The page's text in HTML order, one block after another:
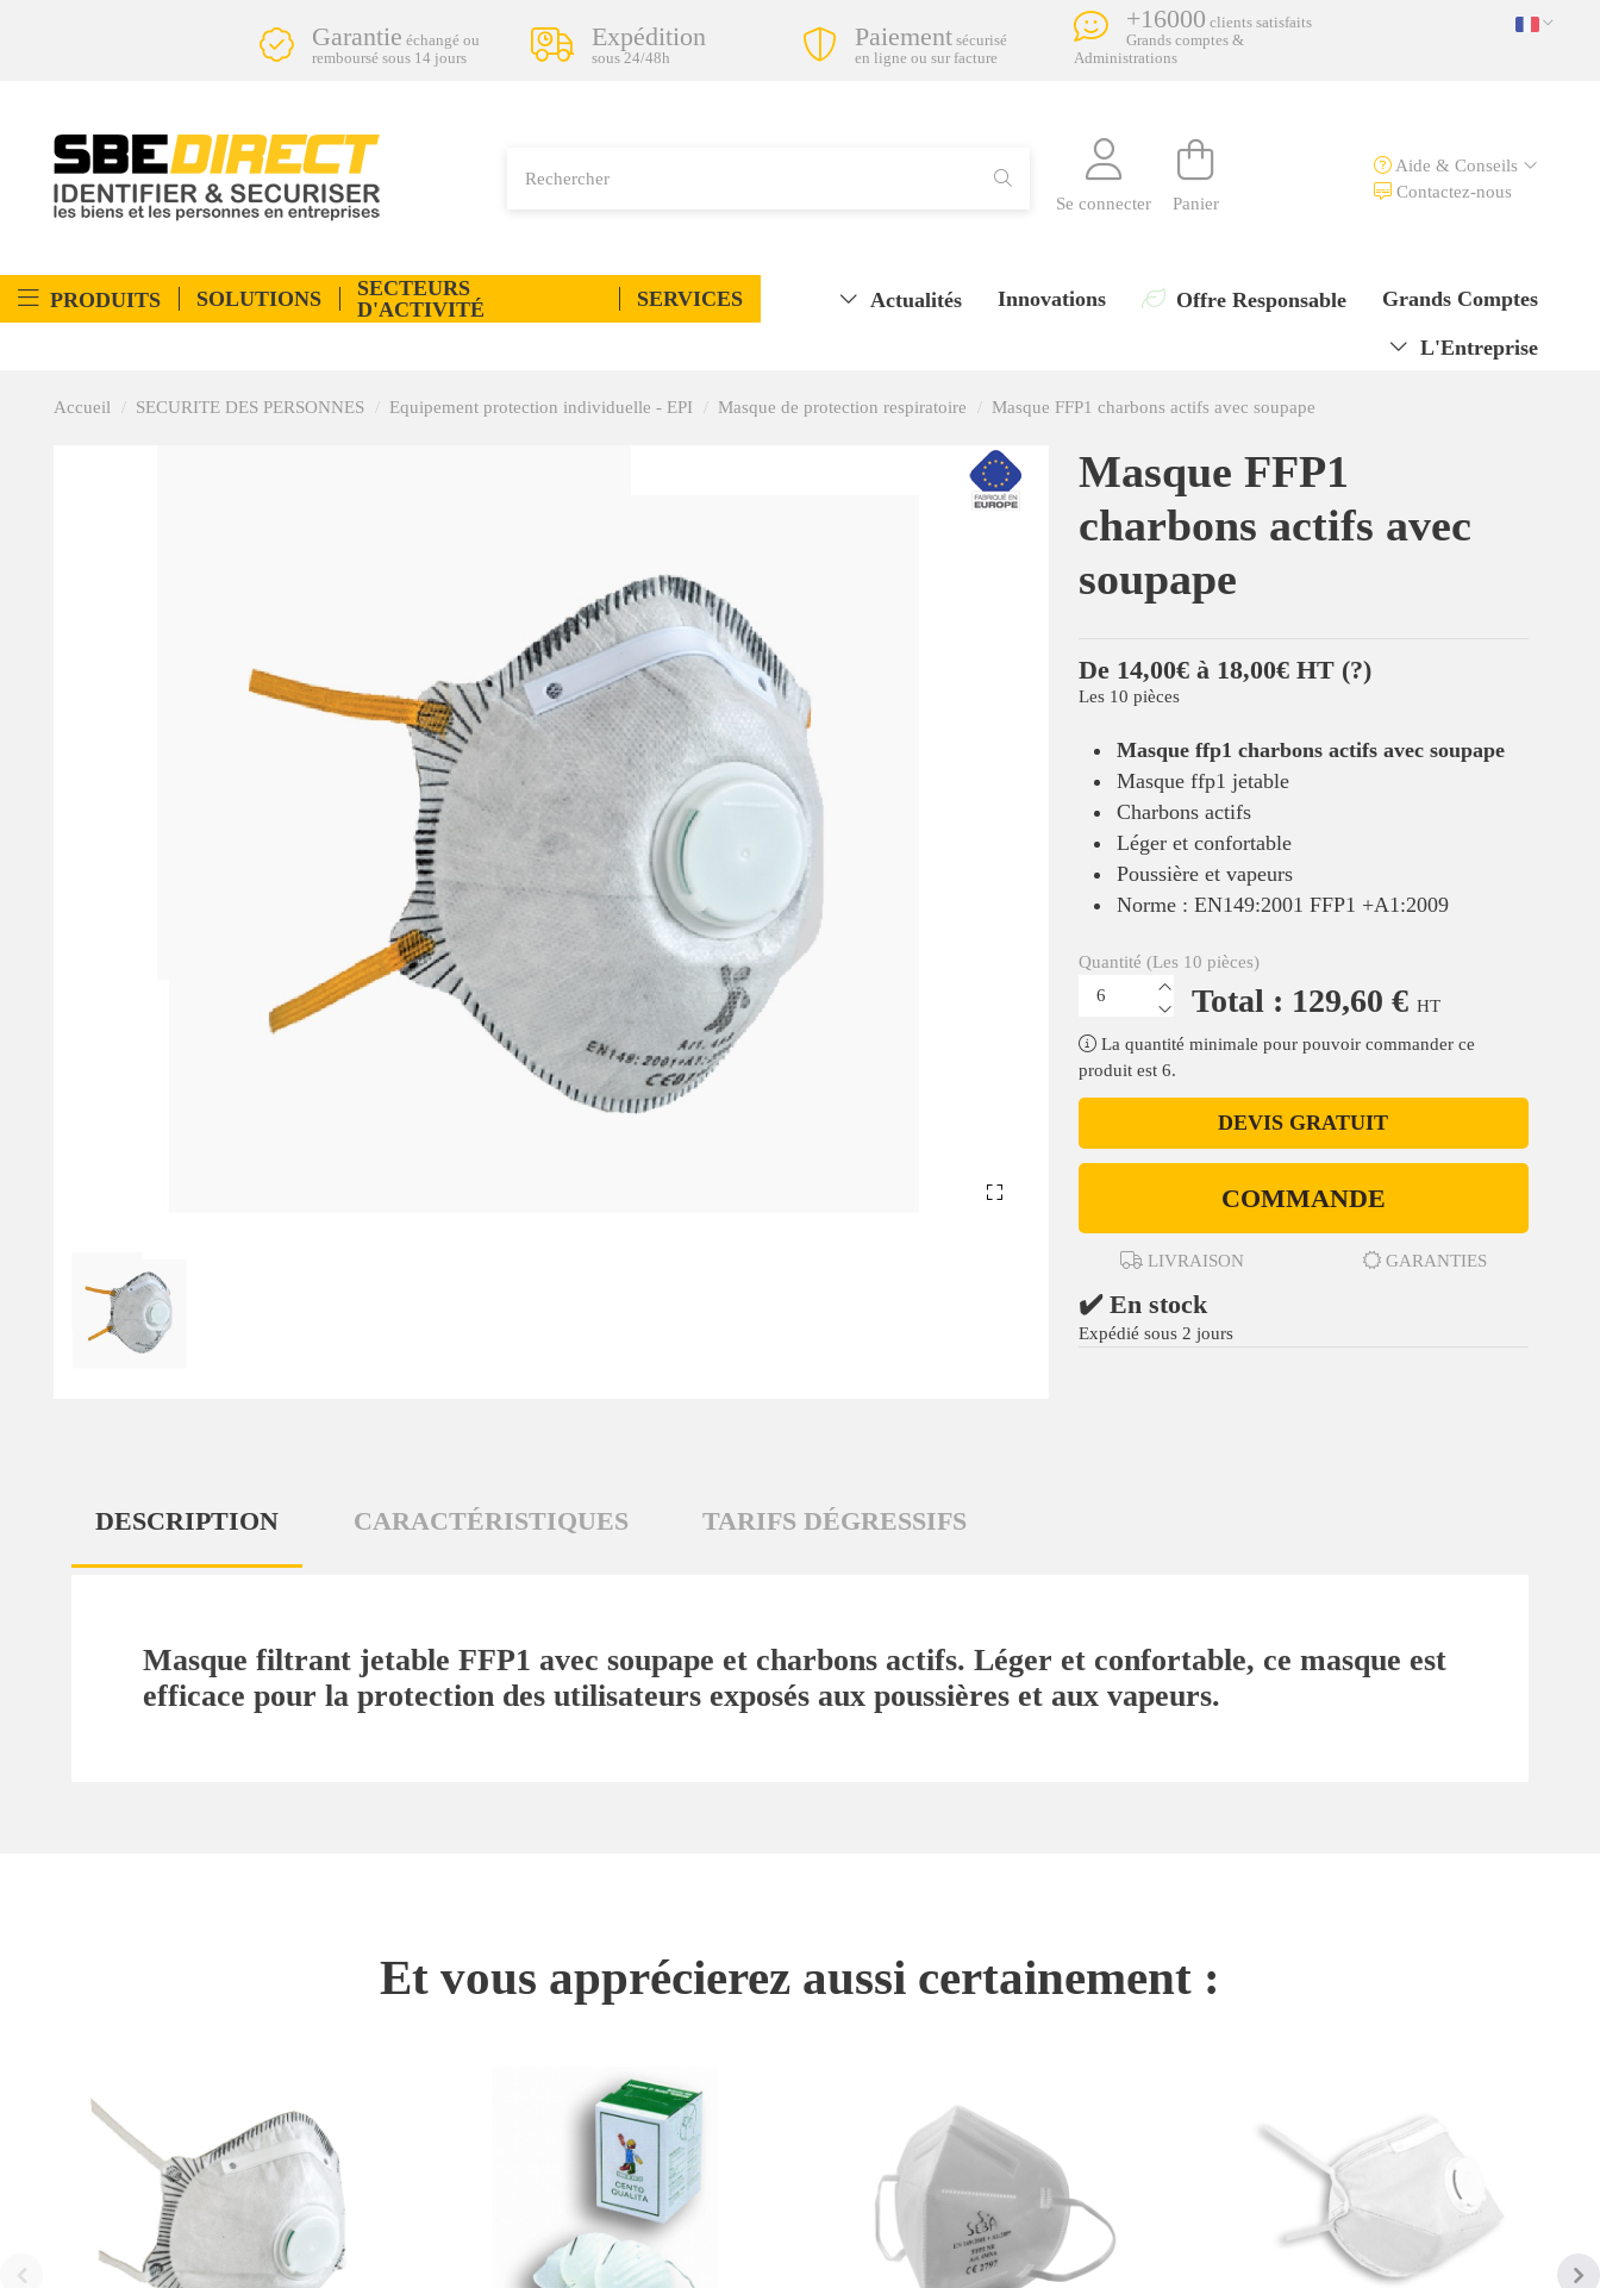
Garantie échangé ou
remboursé sous 14 jours
Expédition
sous 24/48h
Paiement sécurisé
en ligne ou sur facture
+16000 clients satisfaits
Grands comptes &
Administrations
Se connecter Panier
Aide & Conseils
Contactez-nous
PRODUITS SOLUTIONS
SECTEURS
D'ACTIVITÉ
SERVICES Grands Comptes
Offre Responsable
Innovations
Actualités
L'Entreprise
Accueil SECURITE DES PERSONNES Equipement protection individuelle - EPI Masque de protection respiratoire Masque FFP1 charbons actifs avec soupape
Masque FFP1
charbons actifs avec
soupape
De 14,00€ à 18,00€ HT (?)
Les 10 pièces
Masque ffp1 charbons actifs avec soupape
Masque ffp1 jetable
Charbons actifs
Léger et confortable
Poussière et vapeurs
Norme : EN149:2001 FFP1 +A1:2009
Quantité (Les 10 pièces)
Total : 129,60 € HT
La quantité minimale pour pouvoir commander ce
produit est 6.
DEVIS GRATUIT
COMMANDE
LIVRAISON GARANTIES
✔️ En stock
Expédié sous 2 jours
DESCRIPTION CARACTÉRISTIQUES TARIFS DÉGRESSIFS
Masque filtrant jetable FFP1 avec soupape et charbons actifs. Léger et confortable, ce masque est
efficace pour la protection des utilisateurs exposés aux poussières et aux vapeurs.
Et vous apprécierez aussi certainement :